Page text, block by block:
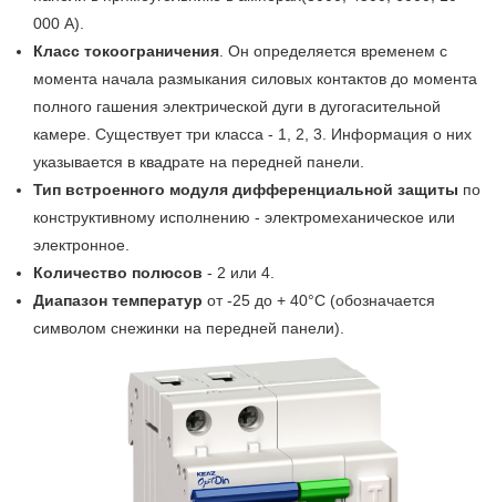
000 А).
Класс токоограничения . Он определяется временем с
момента начала размыкания силовых контактов до момента
полного гашения электрической дуги в дугогасительной
камере. Существует три класса - 1, 2, 3. Информация о них
указывается в квадрате на передней панели.
Тип встроенного модуля дифференциальной защиты по
конструктивному исполнению - электромеханическое или
электронное.
Количество полюсов - 2 или 4.
Диапазон температур от -25 до + 40°С (обозначается
символом снежинки на передней панели).